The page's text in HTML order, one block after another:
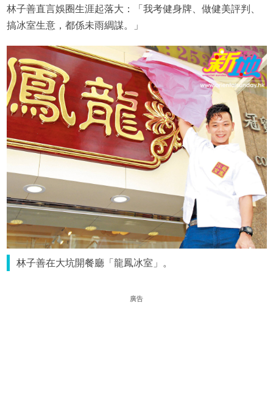
林子善直言娛圈生涯起落大：「我考健身牌、做健美評判、
搞冰室生意，都係未雨綢謀。」
林子善在大坑開餐廳「龍鳳冰室」。
廣告